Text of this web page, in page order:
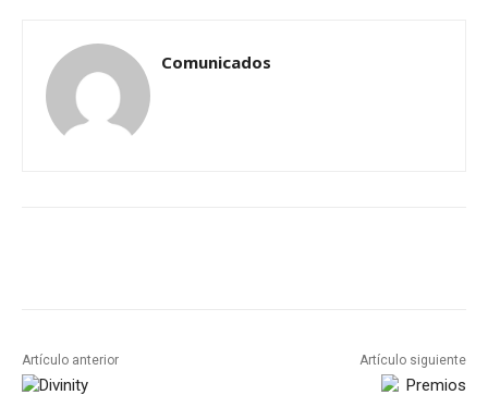
Comunicados
Artículo anterior Artículo siguiente